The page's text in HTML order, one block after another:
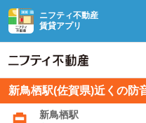
ニフティ不動産
賃貸アプリ
新鳥栖駅(佐賀県)近くの防
新鳥栖駅